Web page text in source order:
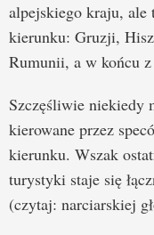
alpejskiego kraju, ale
kierunku: Gruzji,
Rumunii, a w końcu
Szczęśliwie niekiedy
kierowane przez
kierunku. Wszak
turystyki staje się
(czytaj: narciarskiej